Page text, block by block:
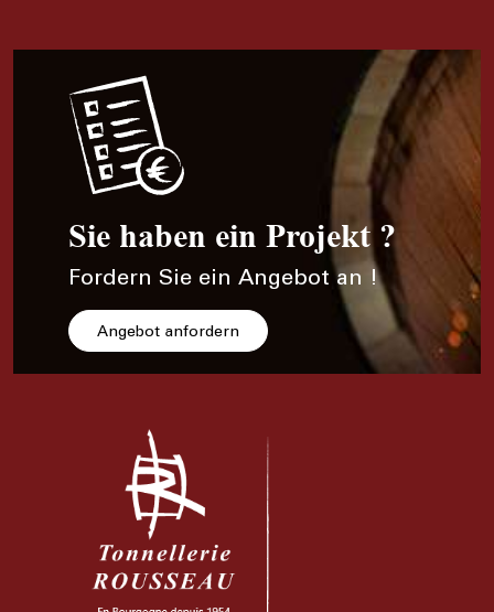
Sie haben ein Projekt ?
Fordern Sie ein Angebot an !
Angebot anfordern